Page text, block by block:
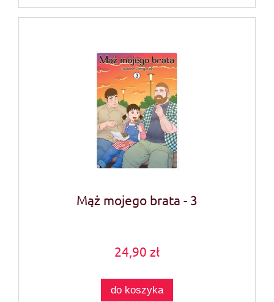
Mąż mojego brata - 3
24,90 zł
do koszyka